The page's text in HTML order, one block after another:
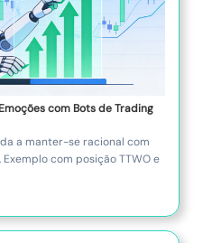
com Bots de Trading
a manter-se racional com
com posição TTWO e